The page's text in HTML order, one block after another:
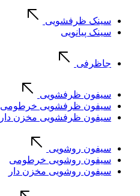
سینک ظرفشویی
سینک پیانویی
جاظرفی
سیفون ظرفشویی
سیفون ظرفشویی خرطومی
سیفون ظرفشویی مخزن دار
سیفون روشویی
سیفون روشویی خرطومی
سیفون روشویی مخزن دار